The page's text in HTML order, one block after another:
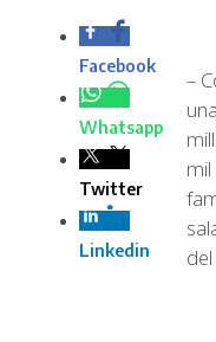
una inversión
avanza con 15 mil
con ingresos de
municipios del estado